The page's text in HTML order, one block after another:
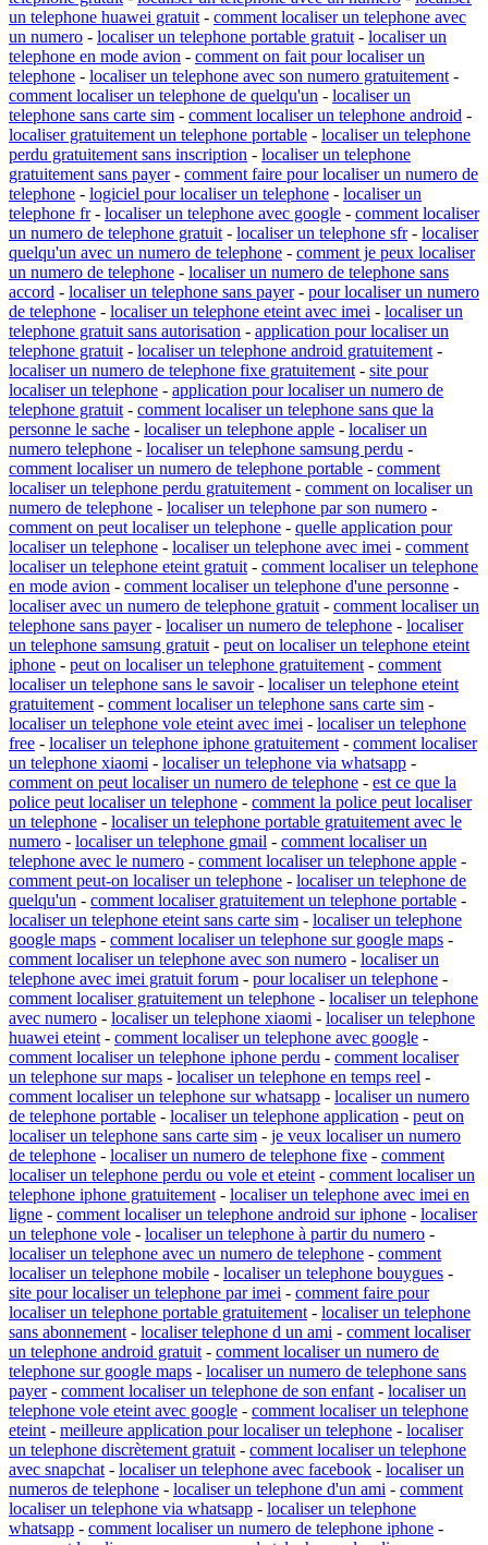
un telephone huawei gratuit - comment localiser un telephone avec
un numero - localiser un telephone portable gratuit - localiser un
telephone en mode avion - comment on fait pour localiser un
telephone - localiser un telephone avec son numero gratuitement -
comment localiser un telephone de quelqu'un - localiser un
telephone sans carte sim - comment localiser un telephone android -
localiser gratuitement un telephone portable - localiser un telephone
perdu gratuitement sans inscription - localiser un telephone
gratuitement sans payer- comment faire pour localiser un numero de
telephone - logiciel pour localiser un telephone - localiser un
telephone fr- localiser un telephone avec google - comment localiser
un numero de telephone gratuit - localiser un telephone sfr- localiser
quelqu'un avec un numero de telephone - comment je peux localiser
un numero de telephone - localiser un numero de telephone sans
accord - localiser un telephone sans payer- pour localiser un numero
de telephone - localiser un telephone eteint avec imei - localiser un
telephone gratuit sans autorisation - application pour localiser un
telephone gratuit - localiser un telephone android gratuitement -
localiser un numero de telephone fixe gratuitement - site pour
localiser un telephone - application pour localiser un numero de
telephone gratuit - comment localiser un telephone sans que la
personne le sache - localiser un telephone apple - localiser un
numero telephone - localiser un telephone samsung perdu -
comment localiser un numero de telephone portable - comment
localiser un telephone perdu gratuitement - comment on localiser un
numero de telephone - localiser un telephone par son numero -
comment on peut localiser un telephone - quelle application pour
localiser un telephone - localiser un telephone avec imei - comment
localiser un telephone eteint gratuit - comment localiser un telephone
en mode avion - comment localiser un telephone d'une personne -
localiser avec un numero de telephone gratuit - comment localiser un
telephone sans payer- localiser un numero de telephone - localiser
un telephone samsung gratuit - peut on localiser un telephone eteint
iphone - peut on localiser un telephone gratuitement - comment
localiser un telephone sans le savoir- localiser un telephone eteint
gratuitement - comment localiser un telephone sans carte sim -
localiser un telephone vole eteint avec imei - localiser un telephone
free - localiser un telephone iphone gratuitement - comment localiser
un telephone xiaomi - localiser un telephone via whatsapp -
comment on peut localiser un numero de telephone - est ce que la
police peut localiser un telephone - comment la police peut localiser
un telephone - localiser un telephone portable gratuitement avec le
numero - localiser un telephone gmail - comment localiser un
telephone avec le numero - comment localiser un telephone apple -
comment peut-on localiser un telephone - localiser un telephone de
quelqu'un - comment localiser gratuitement un telephone portable -
localiser un telephone eteint sans carte sim - localiser un telephone
google maps - comment localiser un telephone sur google maps -
comment localiser un telephone avec son numero - localiser un
telephone avec imei gratuit forum - pour localiser un telephone -
comment localiser gratuitement un telephone - localiser un telephone
avec numero - localiser un telephone xiaomi - localiser un telephone
huawei eteint - comment localiser un telephone avec google -
comment localiser un telephone iphone perdu - comment localiser
un telephone sur maps - localiser un telephone en temps reel -
comment localiser un telephone sur whatsapp - localiser un numero
de telephone portable - localiser un telephone application - peut on
localiser un telephone sans carte sim - je veux localiser un numero
de telephone - localiser un numero de telephone fixe - comment
localiser un telephone perdu ou vole et eteint - comment localiser un
telephone iphone gratuitement - localiser un telephone avec imei en
ligne - comment localiser un telephone android sur iphone - localiser
un telephone vole - localiser un telephone à partir du numero -
localiser un telephone avec un numero de telephone - comment
localiser un telephone mobile - localiser un telephone bouygues -
site pour localiser un telephone par imei - comment faire pour
localiser un telephone portable gratuitement - localiser un telephone
sans abonnement - localiser telephone d un ami - comment localiser
un telephone android gratuit - comment localiser un numero de
telephone sur google maps - localiser un numero de telephone sans
payer- comment localiser un telephone de son enfant - localiser un
telephone vole eteint avec google - comment localiser un telephone
eteint - meilleure application pour localiser un telephone - localiser
un telephone discrètement gratuit - comment localiser un telephone
avec snapchat - localiser un telephone avec facebook - localiser un
numeros de telephone - localiser un telephone d'un ami - comment
localiser un telephone via whatsapp - localiser un telephone
whatsapp - comment localiser un numero de telephone iphone -